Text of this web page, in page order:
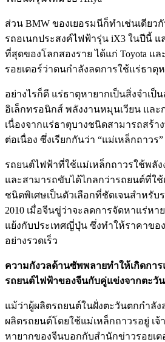
ส่วน BMW ของเยอรมนีก็ทำเช่นเดียว
รถอเนกประสงค์ไฟฟ้ารุ่น iX3 ในปีนี้
ที่สุดของโลกสองราย ได้แก่ Toyota แล
รอยเตอร์ว่าตนกำลังลดการใช้แร่ธาตุ
อย่างไรก็ดี แร่ธาตุหายากเป็นสิ่งจำเป็
อิเล็กทรอนิกส์ พลังงานหมุนเวียน และ
เนื่องจากแร่ธาตุบางชนิดสามารถสร้า
ต่อเนื่อง ซึ่งเรียกกันว่า “แม่เหล็กถาวร”
รถยนต์ไฟฟ้าที่ใช้แม่เหล็กถาวรใช้พลัง
และสามารถขับได้ไกลกว่ารถยนต์ที่ใ
ชนิดพิเศษเป็นตัวเลือกที่ชัดเจนสำหรับ
2010 เมื่อจีนขู่ว่าจะลดการจัดหาแร่ห
แย้งกับประเทศญี่ปุ่น ซึ่งทำให้ราคาข
อย่างรวดเร็ว
ความกังวลด้านซัพพลายทำให้เกิดกา
รถยนต์ไฟฟ้าของจีนกับคู่แข่งจากตะวั
แม้ว่าผู้ผลิตรถยนต์ในฝั่งตะวันตกกำลัง
ผลิตรถยนต์โดยใช้แม่เหล็กถาวรอยู่ เ
หายากของจีนบอกกับสำนักข่าวรอยเต